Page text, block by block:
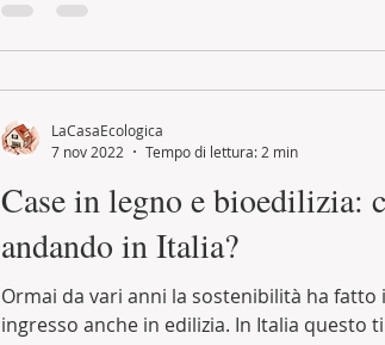
Case in legno e bioedilizia:
andando in Italia?
Ormai da vari anni la sostenibilità ha fatto
ingresso anche in edilizia. In Italia questo
LaCasaEcologica
7 nov 2022
Tempo di lettura: 2 min